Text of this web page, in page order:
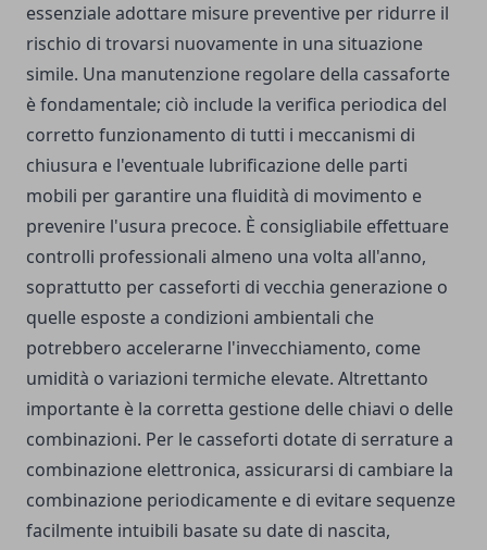
essenziale adottare misure preventive per ridurre il
rischio di trovarsi nuovamente in una situazione
simile. Una manutenzione regolare della cassaforte
è fondamentale; ciò include la verifica periodica del
corretto funzionamento di tutti i meccanismi di
chiusura e l'eventuale lubrificazione delle parti
mobili per garantire una fluidità di movimento e
prevenire l'usura precoce. È consigliabile effettuare
controlli professionali almeno una volta all'anno,
soprattutto per casseforti di vecchia generazione o
quelle esposte a condizioni ambientali che
potrebbero accelerarne l'invecchiamento, come
umidità o variazioni termiche elevate. Altrettanto
importante è la corretta gestione delle chiavi o delle
combinazioni. Per le casseforti dotate di serrature a
combinazione elettronica, assicurarsi di cambiare la
combinazione periodicamente e di evitare sequenze
facilmente intuibili basate su date di nascita,